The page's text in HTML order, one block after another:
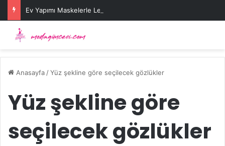
Ev Yapımı Maskelerle Leke Sorununa Çözüm Önerileri
Anasayfa /Yüz şekline göre seçilecek gözlükler
Yüz şekline göre
seçilecek gözlükler